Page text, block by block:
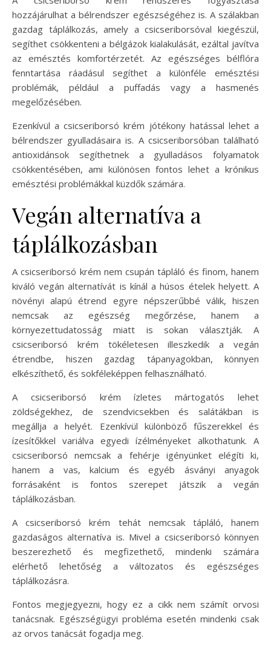
hozzájárulhat a bélrendszer egészségéhez is. A szálakban
gazdag táplálkozás, amely a csicseriborsóval kiegészül,
segíthet csökkenteni a bélgázok kialakulását, ezáltal javítva
az emésztés komfortérzetét. Az egészséges bélflóra
fenntartása ráadásul segíthet a különféle emésztési
problémák, például a puffadás vagy a hasmenés
megelőzésében.
Ezenkívül a csicseriborsó krém jótékony hatással lehet a
bélrendszer gyulladásaira is. A csicseriborsóban található
antioxidánsok segíthetnek a gyulladásos folyamatok
csökkentésében, ami különösen fontos lehet a krónikus
emésztési problémákkal küzdők számára.
Vegán alternatíva a
táplálkozásban
A csicseriborsó krém nem csupán tápláló és finom, hanem
kiváló vegán alternatívát is kínál a húsos ételek helyett. A
növényi alapú étrend egyre népszerűbbé válik, hiszen
nemcsak az egészség megőrzése, hanem a
környezettudatosság miatt is sokan választják. A
csicseriborsó krém tökéletesen illeszkedik a vegán
étrendbe, hiszen gazdag tápanyagokban, könnyen
elkészíthető, és sokféleképpen felhasználható.
A csicseriborsó krém ízletes mártogatós lehet
zöldségekhez, de szendvicsekben és salátákban is
megállja a helyét. Ezenkívül különböző fűszerekkel és
ízesítőkkel variálva egyedi ízélményeket alkothatunk. A
csicseriborsó nemcsak a fehérje igényünket elégíti ki,
hanem a vas, kalcium és egyéb ásványi anyagok
forrásaként is fontos szerepet játszik a vegán
táplálkozásban.
A csicseriborsó krém tehát nemcsak tápláló, hanem
gazdaságos alternatíva is. Mivel a csicseriborsó könnyen
beszerezhető és megfizethető, mindenki számára
elérhető lehetőség a változatos és egészséges
táplálkozásra.
Fontos megjegyezni, hogy ez a cikk nem számít orvosi
tanácsnak. Egészségügyi probléma esetén mindenki csak
az orvos tanácsát fogadja meg.